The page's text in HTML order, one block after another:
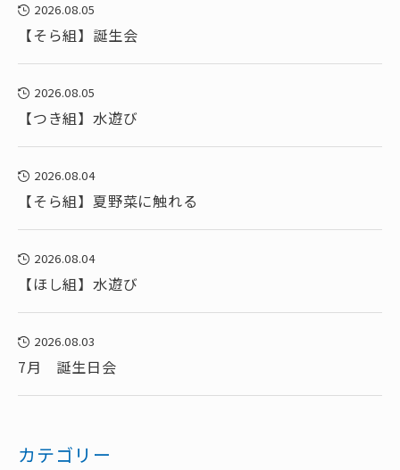
2026.08.05
【そら組】誕生会
2026.08.05
【つき組】水遊び
2026.08.04
【そら組】夏野菜に触れる
2026.08.04
【ほし組】水遊び
2026.08.03
7月 誕生日会
カテゴリー